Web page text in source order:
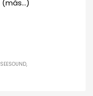
(más…)
SEESOUND